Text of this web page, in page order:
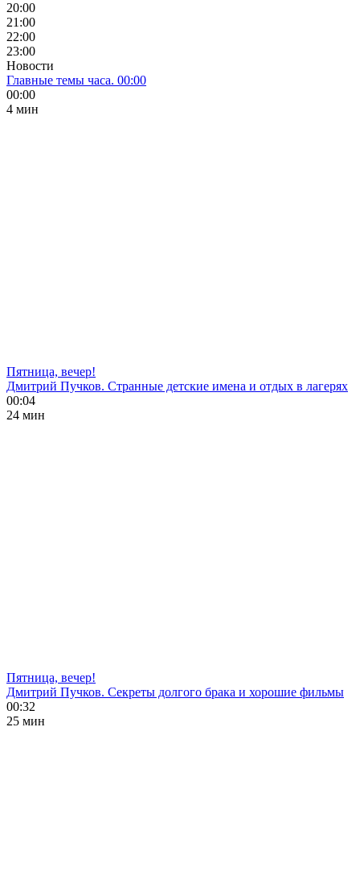
20:00
21:00
22:00
23:00
Новости
Главные темы часа. 00:00
00:00
4 мин
Пятница, вечер!
Дмитрий Пучков. Странные детские имена и отдых в лагерях
00:04
24 мин
Пятница, вечер!
Дмитрий Пучков. Секреты долгого брака и хорошие фильмы
00:32
25 мин